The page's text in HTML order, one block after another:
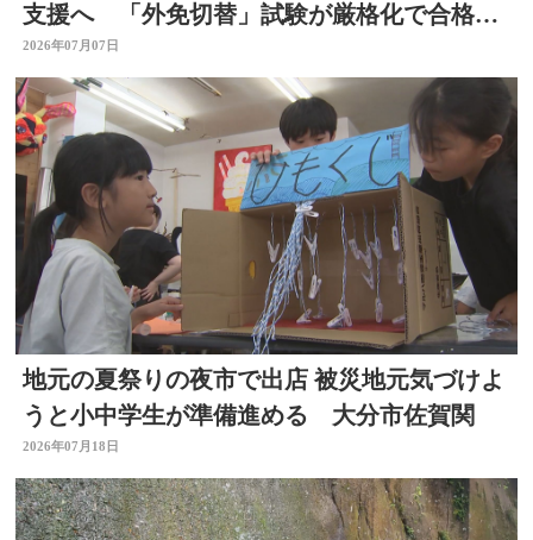
支援へ 「外免切替」試験が厳格化で合格率
低下 大分
2026年07月07日
地元の夏祭りの夜市で出店 被災地元気づけよ
うと小中学生が準備進める 大分市佐賀関
2026年07月18日